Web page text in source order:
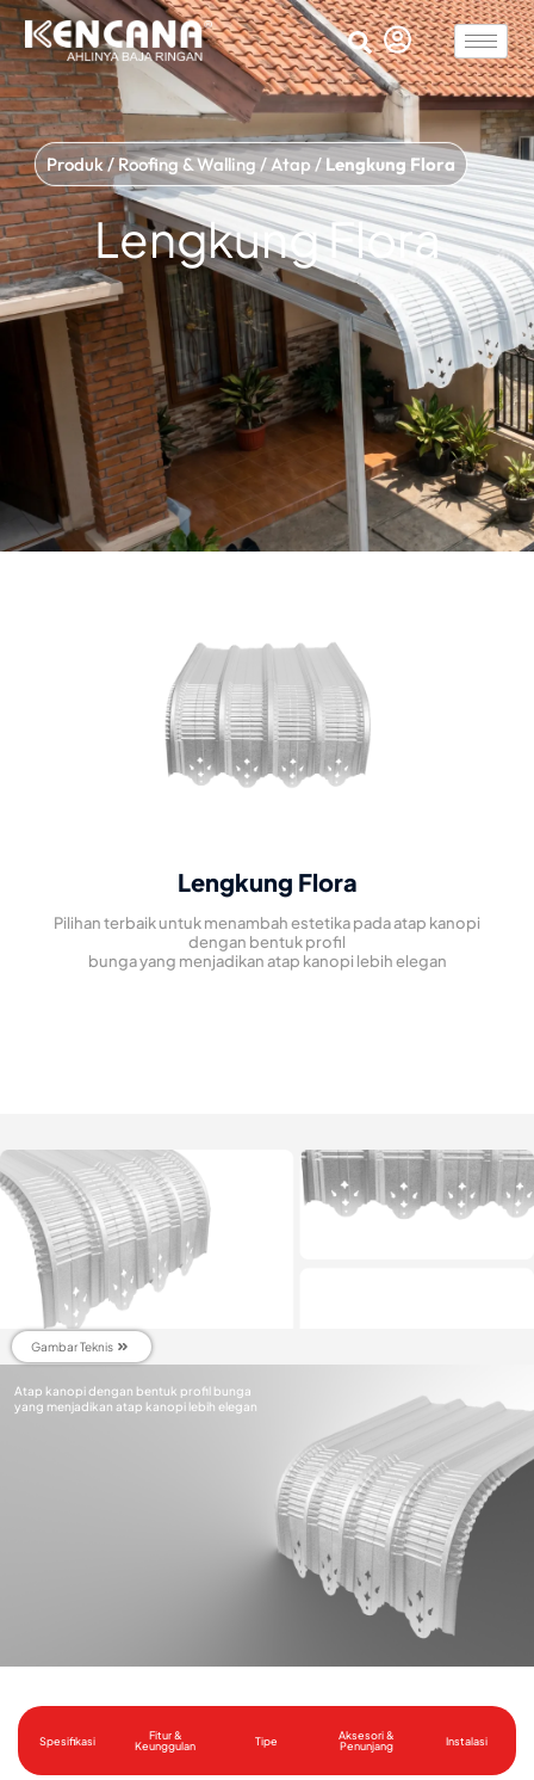
Produk/Roofing & Walling /Atap / Lengkung Flora
Lengkung Flora
Lengkung Flora
Pilihan terbaik untuk menambah estetika pada atap kanopi
dengan bentuk profil
bunga yang menjadikan atap kanopi lebih elegan
Atap kanopi dengan bentuk profil bunga
yang menjadikan atap kanopi lebih elegan
Gambar Teknis
Spesifikasi
Fitur &
Keunggulan
Tipe
Aksesori &
Penunjang
Instalasi